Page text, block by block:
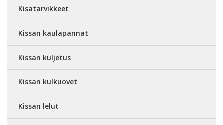
Kisatarvikkeet
Kissan kaulapannat
Kissan kuljetus
Kissan kulkuovet
Kissan lelut